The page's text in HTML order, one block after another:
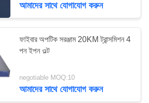
ওএনইউ
আমাদের সাথে যোগাযোগ করুন
ফাইবার অপটিক সরঞ্জাম 20KM ট্রান্সমিশন 4
পন ইপন ওল্ট
negotiable MOQ:10
আমাদের সাথে যোগাযোগ করুন